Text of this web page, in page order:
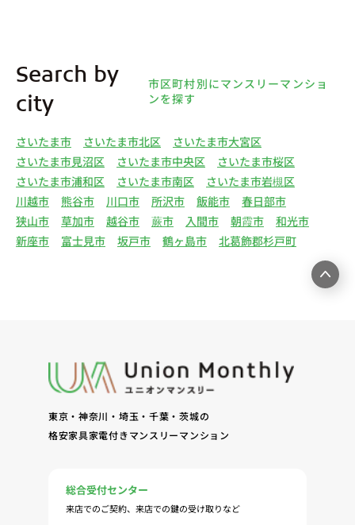
下記（1）～（13）における利用目的のために利用
し、また、利用目的を達成するために必要な範囲で
リー物件の紹介、利用契約に関する連絡、利用契約
の締結、履行。（2）弊社の他のマンスリー物件お
よびサービスの紹介ならびにお客様・オーナー様に
とって有用と思われる弊社提携先の商品・サービス
等を紹介するためのダイレクトメール、住環境向上
のためのアンケート等の発送（3）賃貸事業におけ
る情報・サービスを提供するための郵便物、電話、
問合せに対する回答、連絡、確認（7）サービスへ
の登録およびサービス利用時の本人認証ならびにお
守、管理（9）サービスの改善のためおよびサービ
スの企画、研究および開発のため（10）本ポリシー
アフィリエーター、SNS事業者、広告関係会社、広
告配信事業者、DMP事業者その他業務を提携する
Search by
city
市区町村別にマンスリーマンショ
ンを探す
さいたま市 さいたま市北区
さいたま市大宮区
さいたま市見沼区
さいたま市中央区
さいたま市桜区
さいたま市浦和区
さいたま市南区
さいたま市岩槻区
川越市
熊谷市 川口市 所沢市 飯能市
春日部市
狭山市
草加市 越谷市 蕨市 入間市 朝霞市
和光市
新座市
富士見市 坂戸市 鶴ヶ島市 北葛飾郡杉戸町
東京・神奈川・埼玉・千葉・茨城の
格安家具家電付きマンスリーマンション
総合受付センター
来店でのご契約、来店での鍵の受け取りなど